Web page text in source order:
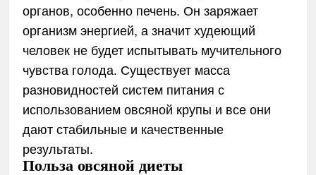
органов, особенно печень. Он заряжает
организм энергией, а значит худеющий
человек не будет испытывать мучительного
чувства голода. Существует масса
разновидностей систем питания с
использованием овсяной крупы и все они
дают стабильные и качественные
результаты.
Польза овсяной диеты